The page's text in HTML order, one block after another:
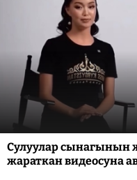
Сулуулар сынагынын
жараткан видеосуна